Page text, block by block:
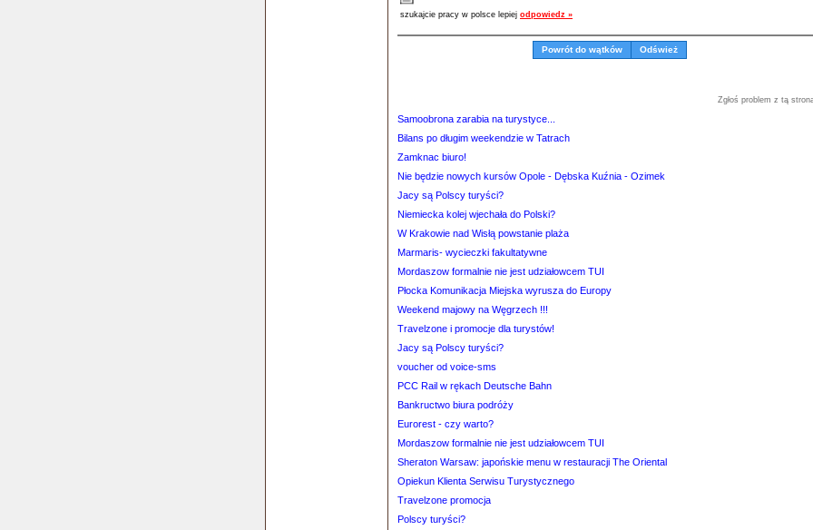
szukajcie pracy w polsce lepiej odpowiedz »
Powrót do wątków Odśwież
Zgłoś problem z tą
Samoobrona zarabia na turystyce...
Bilans po długim weekendzie w Tatrach
Zamknac biuro!
Nie będzie nowych kursów Opole - Dębska Kuźnia - Ozimek
Jacy są Polscy turyści?
Niemiecka kolej wjechała do Polski?
W Krakowie nad Wisłą powstanie plaża
Marmaris- wycieczki fakultatywne
Mordaszow formalnie nie jest udziałowcem TUI
Płocka Komunikacja Miejska wyrusza do Europy
Weekend majowy na Węgrzech !!!
Travelzone i promocje dla turystów!
Jacy są Polscy turyści?
voucher od voice-sms
PCC Rail w rękach Deutsche Bahn
Bankructwo biura podróży
Eurorest - czy warto?
Mordaszow formalnie nie jest udziałowcem TUI
Sheraton Warsaw: japońskie menu w restauracji The Oriental
Opiekun Klienta Serwisu Turystycznego
Travelzone promocja
Polscy turyści?